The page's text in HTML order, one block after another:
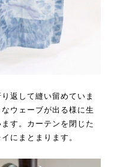
返して縫い留めていま
ウェーブが出る様に生
す。カーテンを閉じた
にまとまります。